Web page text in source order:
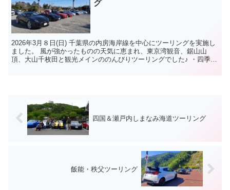
グ
2026年3月８日(日) 千葉県の内房海岸線を中心にツーリングを実施し
ました。 風が強かったものの天気に恵まれ、東京湾観音、鋸山山
頂、大山千枚田と観光メインののんびりツーリングでした♪ ・四季の
四国＆瀬戸内しまなみ海道ツーリング
飯能・秩父ツーリング